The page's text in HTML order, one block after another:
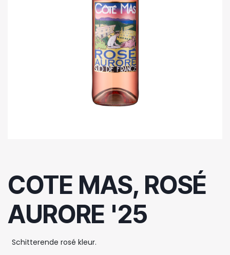
COTE MAS, ROSÉ
AURORE '25
Schitterende rosé kleur.